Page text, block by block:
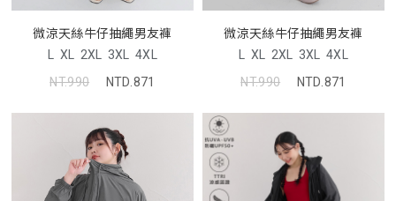
微涼天絲牛仔抽繩男友褲
L XL 2XL 3XL 4XL
NT.990
NTD.871
微涼天絲牛仔抽繩男友褲
L XL 2XL 3XL 4XL
NT.990
NTD.871